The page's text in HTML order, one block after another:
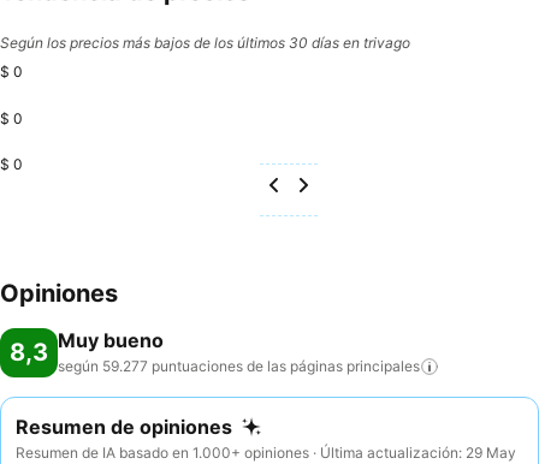
Según los precios más bajos de los últimos 30 días en trivago
$ 0
$ 0
$ 0
Opiniones
8,3 Muy bueno
según 59.277 puntuaciones de las páginas principales
Resumen de opiniones
Resumen de IA basado en 1.000+ opiniones · Última actualización: 29 May